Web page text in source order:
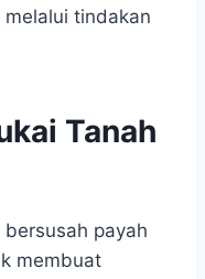
tindakan
Tanah
payah
membuat